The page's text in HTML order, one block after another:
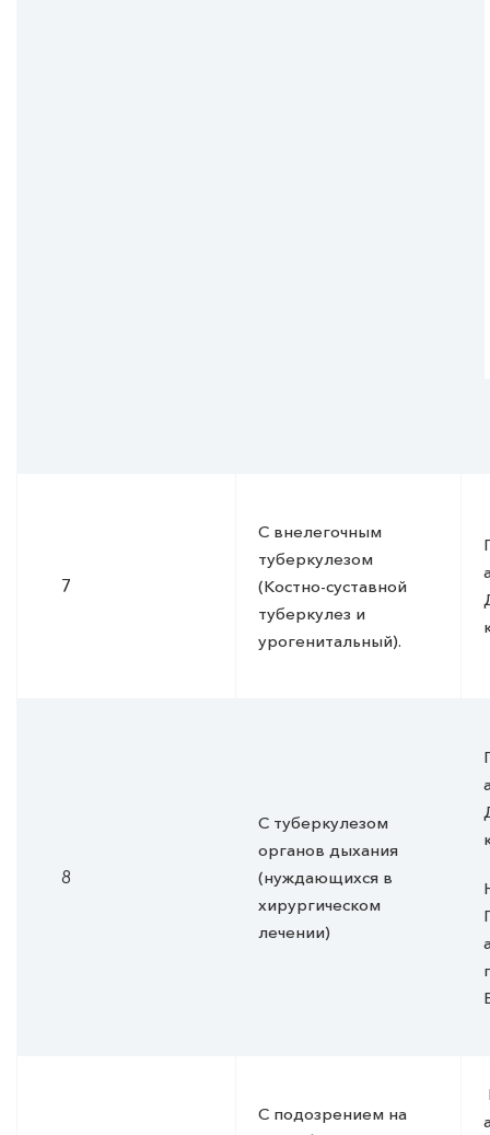
7
С внелегочным
туберкулезом
(Костно-суставной
туберкулез и
урогенитальный).
8
С туберкулезом
органов дыхания
(нуждающихся в
хирургическом
лечении)
С подозрением на